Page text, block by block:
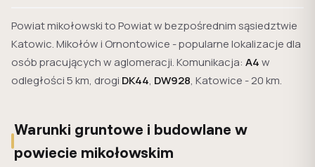
Powiat mikołowski to Powiat w bezpośrednim sąsiedztwie
Katowic. Mikołów i Ornontowice - popularne lokalizacje dla
osób pracujących w aglomeracji. Komunikacja: A4w
odległości 5 km, drogi DK44, DW928, Katowice - 20 km.
Warunki gruntowe i budowlane w
powiecie mikołowskim